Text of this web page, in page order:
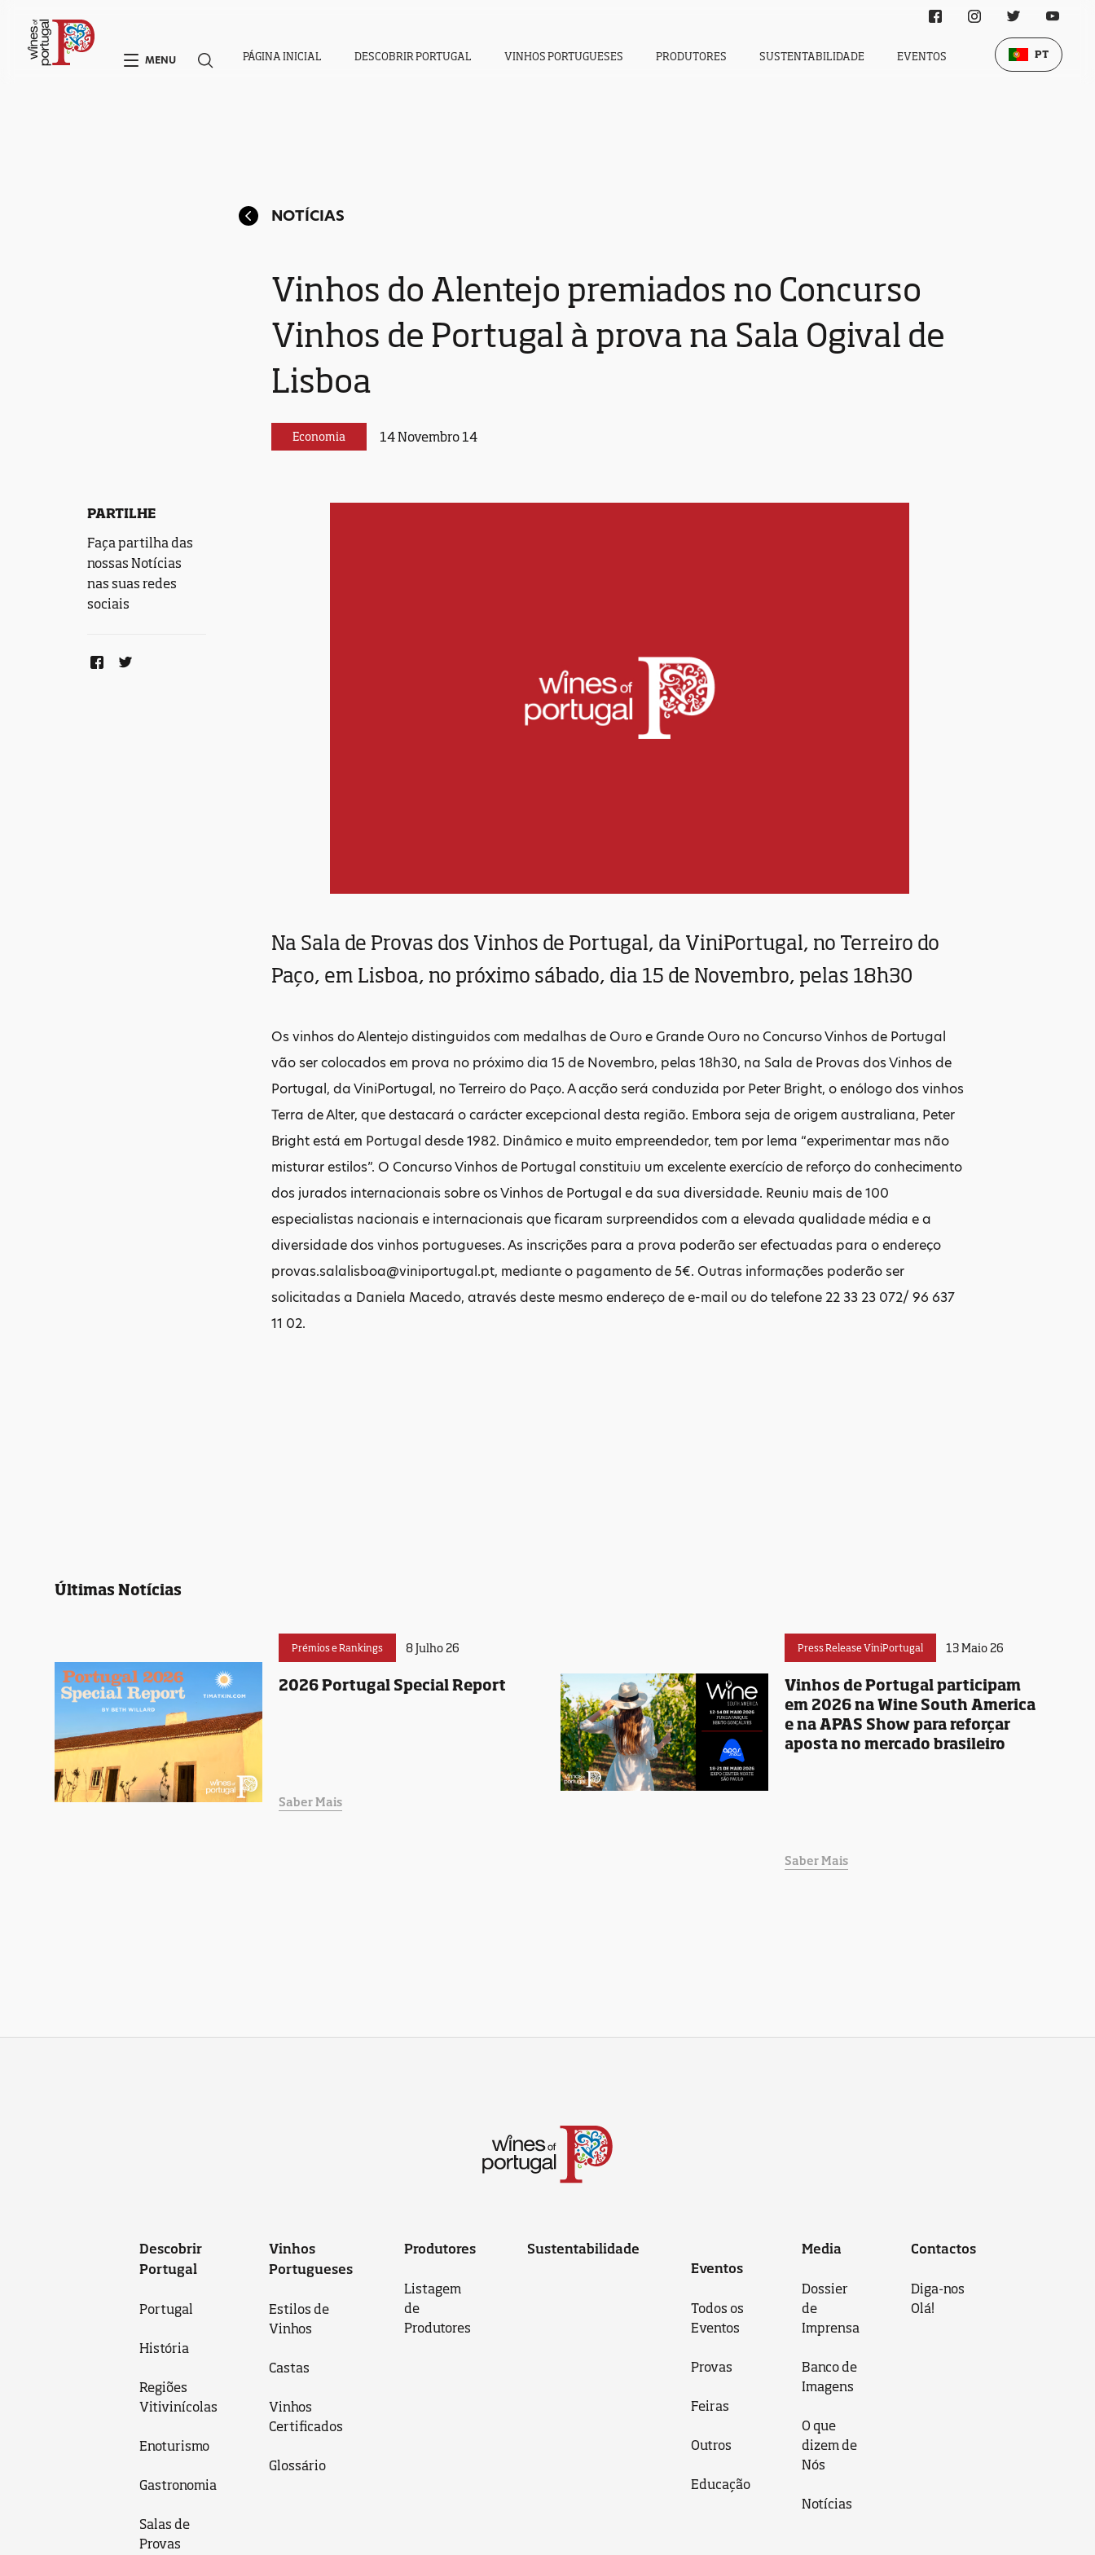
NOTÍCIAS
Vinhos do Alentejo premiados no Concurso
Vinhos de Portugal à prova na Sala Ogival de
Lisboa
Economia 14 Novembro 14
PARTILHE
Faça partilha das
nossas Notícias
nas suas redes
sociais
Na Sala de Provas dos Vinhos de Portugal, da ViniPortugal, no Terreiro do
Paço, em Lisboa, no próximo sábado, dia 15 de Novembro, pelas 18h30
Os vinhos do Alentejo distinguidos com medalhas de Ouro e Grande Ouro no Concurso Vinhos de Portugal
vão ser colocados em prova no próximo dia 15 de Novembro, pelas 18h30, na Sala de Provas dos Vinhos de
Portugal, da ViniPortugal, no Terreiro do Paço. A acção será conduzida por Peter Bright, o enólogo dos vinhos
Terra de Alter, que destacará o carácter excepcional desta região. Embora seja de origem australiana, Peter
Bright está em Portugal desde 1982. Dinâmico e muito empreendedor, tem por lema “experimentar mas não
misturar estilos”. O Concurso Vinhos de Portugal constituiu um excelente exercício de reforço do conhecimento
dos jurados internacionais sobre os Vinhos de Portugal e da sua diversidade. Reuniu mais de 100
especialistas nacionais e internacionais que ficaram surpreendidos com a elevada qualidade média e a
diversidade dos vinhos portugueses. As inscrições para a prova poderão ser efectuadas para o endereço
provas.salalisboa@viniportugal.pt, mediante o pagamento de 5€. Outras informações poderão ser
solicitadas a Daniela Macedo, através deste mesmo endereço de e-mail ou do telefone 22 33 23 072/ 96 637
11 02.
Últimas Notícias
Prémios e Rankings 8 Julho 26
2026 Portugal Special Report
Saber Mais
Press Release ViniPortugal 13 Maio 26
Vinhos de Portugal participam
em 2026 na Wine South America
e na APAS Show para reforçar
aposta no mercado brasileiro
Saber Mais
MENU PÁGINA INICIAL DESCOBRIR PORTUGAL VINHOS PORTUGUESES PRODUTORES SUSTENTABILIDADE EVENTOS PT
Descobrir
Portugal
Portugal
História
Regiões
Vitivinícolas
Enoturismo
Gastronomia
Salas de
Provas
Vinhos
Portugueses
Estilos de
Vinhos
Castas
Vinhos
Certificados
Glossário
Produtores
Listagem
de
Produtores
Sustentabilidade
Eventos
Todos os
Eventos
Provas
Feiras
Outros
Educação
Media
Dossier
de
Imprensa
Banco de
Imagens
O que
dizem de
Nós
Notícias
Contactos
Diga-nos
Olá!